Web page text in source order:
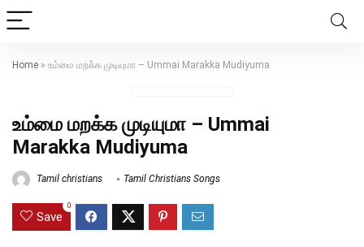
Home » உம்மை மறக்க முடியுமா – Ummai Marakka Mudiyuma
உம்மை மறக்க முடியுமா – Ummai
Marakka Mudiyuma
Tamil christians Tamil Christians Songs
Save
0